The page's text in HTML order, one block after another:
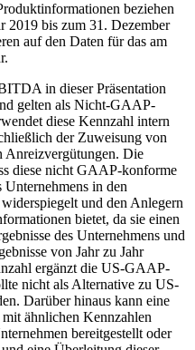
beziehen
2019 bis zum 31. Dezember
auf den Daten für das am
in dieser Präsentation
gelten als Nicht-GAAP-
diese Kennzahl intern
der Zuweisung von
Anreizvergütungen. Die
diese nicht GAAP-konforme
in den
und den Anlegern
bietet, da sie einen
des Unternehmens und
von Jahr zu Jahr
ergänzt die US-GAAP-
nicht als Alternative zu US-
Darüber hinaus kann eine
ähnlichen Kennzahlen
bereitgestellt oder